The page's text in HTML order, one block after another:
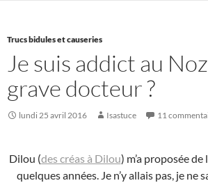
Trucs bidules et causeries
Je suis addict au
grave docteur ?
lundi 25 avril 2016 Isastuce 11
Dilou (des créas à Dilou) m’a proposée de
quelques années. Je n’y allais pas, je ne